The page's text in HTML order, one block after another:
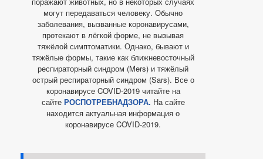
могут передаваться человеку. Обычно
заболевания, вызванные коронавирусами,
протекают в лёгкой форме, не вызывая
тяжёлой симптоматики. Однако, бывают и
тяжёлые формы, такие как ближневосточный
респираторный синдром (Mers) и тяжёлый
острый респираторный синдром (Sars). Все о
коронавирусе COVID-2019 читайте на
сайте РОСПОТРЕБНАДЗОРА. На сайте
находится актуальная информация о
коронавирусе COVID-2019.